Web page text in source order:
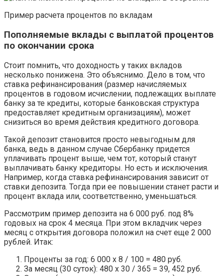
Пример расчета процентов по вкладам
Пополняемые вклады с выплатой процентов
по окончании срока
Стоит помнить, что доходность у таких вкладов
несколько понижена. Это объяснимо. Дело в том, что
ставка рефинансирования (размер начисляемых
процентов в годовом исчислении, подлежащих выплате
банку за те кредиты, которые банковская структура
предоставляет кредитным организациям), может
снизиться во время действия кредитного договора.
Такой депозит становится просто невыгодным для
банка, ведь в данном случае Сбербанку придется
уплачивать процент выше, чем тот, который станут
выплачивать банку кредиторы. Но есть и исключения.
Например, когда ставка рефинансирования зависит от
ставки депозита. Тогда при ее повышении станет расти и
процент вклада или, соответственно, уменьшаться.
Рассмотрим пример депозита на 6 000 руб. под 8%
годовых на срок 4 месяца. При этом вкладчик через
месяц с открытия договора положил на счет еще 2 000
рублей. Итак:
Проценты за год: 6 000 х 8 / 100 = 480 руб.
За месяц (30 суток): 480 х 30 / 365 = 39, 452 руб.